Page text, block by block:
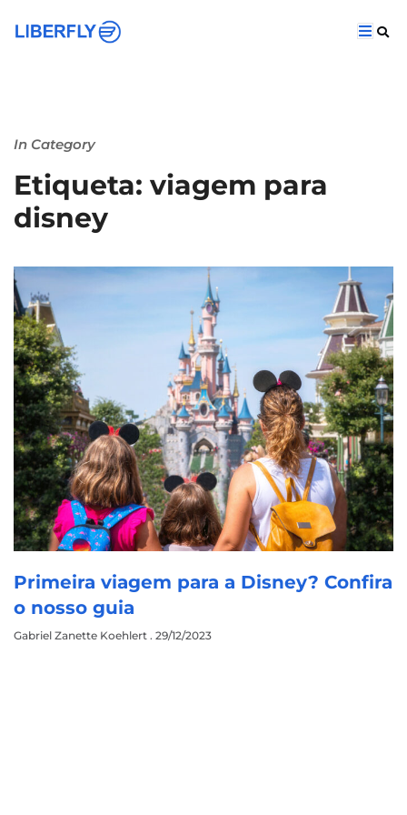
In Category
Etiqueta: viagem para
disney
Primeira viagem para a Disney? Confira
o nosso guia
Gabriel Zanette Koehlert 29/12/2023